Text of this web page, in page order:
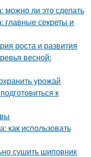
можно ли это сделать
главные секреты и
роста и развития
весной:
урожай
к
как использовать
сушить шиповник